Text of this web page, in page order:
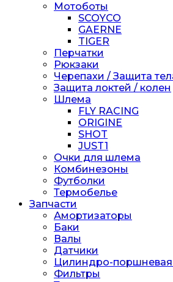
Мотоботы
SCOYCO
GAERNE
TIGER
Перчатки
Рюкзаки
Черепахи / Защита
Защита локтей / колен
Шлема
FLY RACING
ORIGINE
SHOT
JUST1
Очки для шлема
Комбинезоны
Футболки
Термобелье
Запчасти
Амортизаторы
Баки
Валы
Датчики
Цилиндро-поршневая
Фильтры